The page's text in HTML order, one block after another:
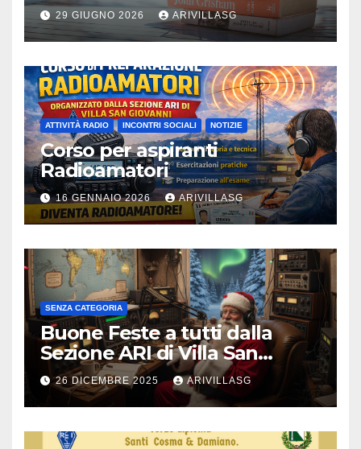
29 GIUGNO 2026 ARIVILLASG
ATTIVITÀ RADIO INCONTRI SOCIALI NOTIZIE
Corso per aspiranti
Radioamatori
16 GENNAIO 2026 ARIVILLASG
SENZA CATEGORIA
Buone Feste a tutti dalla
Sezione ARI di Villa San
Giovanni !!!
26 DICEMBRE 2025 ARIVILLASG